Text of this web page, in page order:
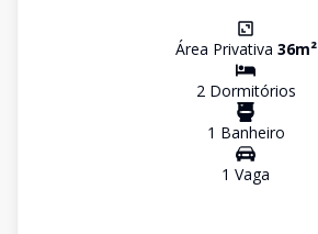
Área Privativa 36m²
2Dormitórios
1 Banheiro
1 Vaga